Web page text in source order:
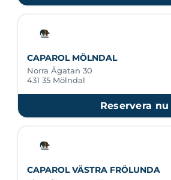
CAPAROL MÖLNDAL
Norra Ågatan 30
431 35 Mölndal
Reservera nu
CAPAROL VÄSTRA FRÖLUNDA